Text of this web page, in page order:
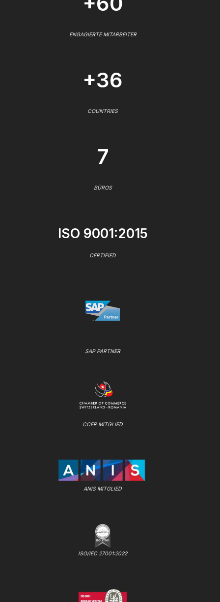
ENGAGIERTE MITARBEITER
+36
COUNTRIES
7
BÜROS
ISO 9001:2015
CERTIFIED
SAP PARTNER
CCER MITGLIED
ANIS MITGLIED
ISO/IEC 27001:2022